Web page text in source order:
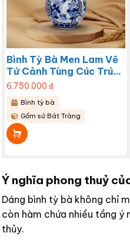
Bình Tỳ Bà Men Lam Vẽ
Tứ Cảnh Tùng Cúc Trúc
Mai Bát Tràng BT-
LTB02
6.750.000 ₫
Bình tỳ bà
Gốm sứ Bát Tràng
Ý nghĩa phong thuỷ
Dáng bình tỳ bà không chỉ
còn hàm chứa nhiều tầng ý
thủy.